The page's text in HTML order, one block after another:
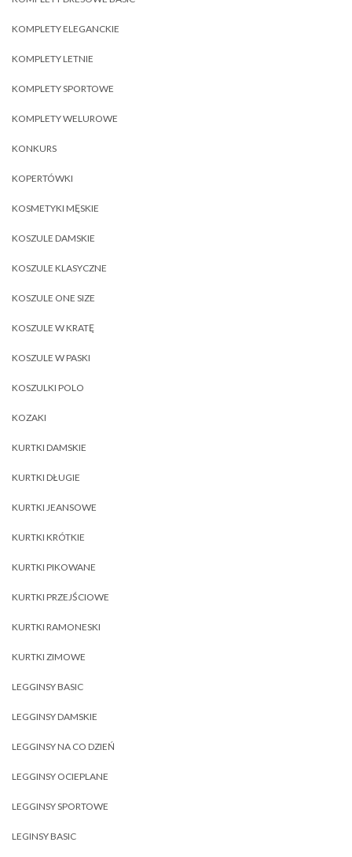
KOMPLETY ELEGANCKIE
KOMPLETY LETNIE
KOMPLETY SPORTOWE
KOMPLETY WELUROWE
KONKURS
KOPERTÓWKI
KOSMETYKI MĘSKIE
KOSZULE DAMSKIE
KOSZULE KLASYCZNE
KOSZULE ONE SIZE
KOSZULE W KRATĘ
KOSZULE W PASKI
KOSZULKI POLO
KOZAKI
KURTKI DAMSKIE
KURTKI DŁUGIE
KURTKI JEANSOWE
KURTKI KRÓTKIE
KURTKI PIKOWANE
KURTKI PRZEJŚCIOWE
KURTKI RAMONESKI
KURTKI ZIMOWE
LEGGINSY BASIC
LEGGINSY DAMSKIE
LEGGINSY NA CO DZIEŃ
LEGGINSY OCIEPLANE
LEGGINSY SPORTOWE
LEGINSY BASIC